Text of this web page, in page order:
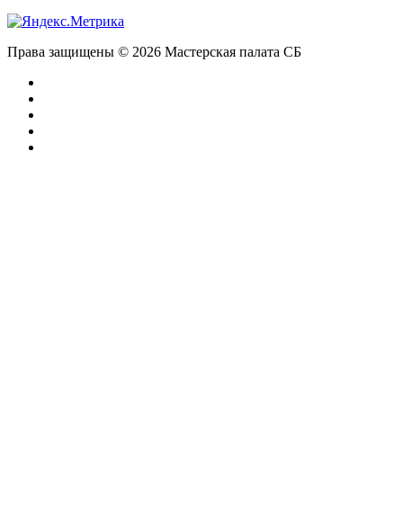
Права защищены © 2026 Мастерская палата СБ